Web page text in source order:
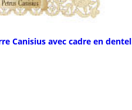
Canisius avec cadre en